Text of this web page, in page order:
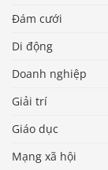
Đám cưới
Di động
Doanh nghiệp
Giải trí
Giáo dục
Mạng xã hội